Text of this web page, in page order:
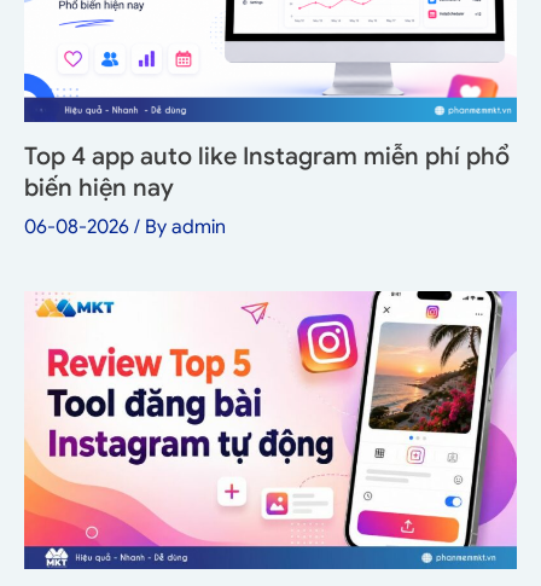
Top 4 app auto like Instagram miễn phí phổ
biến hiện nay
06-08-2026 / By admin